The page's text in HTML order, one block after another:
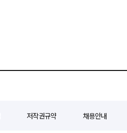
저작권규약 채용안내